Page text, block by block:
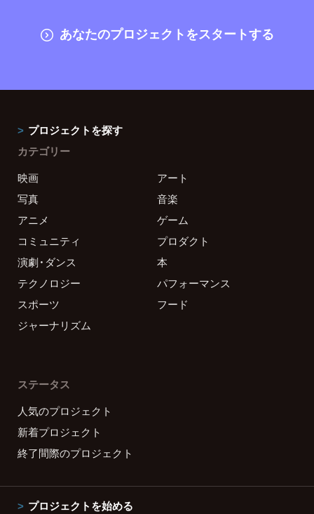
あなたのプロジェクトをスタートする
プロジェクトを探す
カテゴリー
映画
アート
写真
音楽
アニメ
ゲーム
コミュニティ
プロダクト
演劇・ダンス
本
テクノロジー
パフォーマンス
スポーツ
フード
ジャーナリズム
ステータス
人気のプロジェクト
新着プロジェクト
終了間際のプロジェクト
プロジェクトを始める